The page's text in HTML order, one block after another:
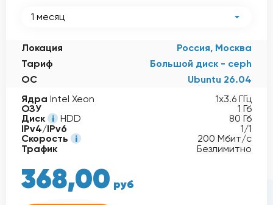
1 месяц
Локация
Россия, Москва
Тариф
Большой диск - ceph
ОС
Ubuntu 26.04
Ядра Intel Xeon
1x3.6 ГГц
ОЗУ
1 Гб
Диск
HDD
80 Гб
IPv4/IPv6
1/1
Скорость
200 Мбит/с
Трафик
Безлимитно
368,00 руб-15%
368,00 руб